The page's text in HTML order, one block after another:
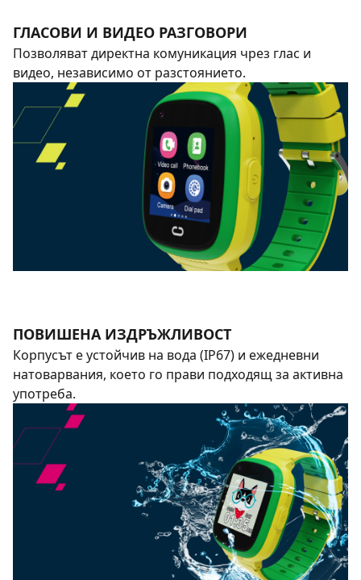
ГЛАСОВИ И ВИДЕО РАЗГОВОРИ
Позволяват директна комуникация чрез глас и
видео, независимо от разстоянието.
ПОВИШЕНА ИЗДРЪЖЛИВОСТ
Корпусът е устойчив на вода (IP67) и ежедневни
натоварвания, което го прави подходящ за активна
употреба.